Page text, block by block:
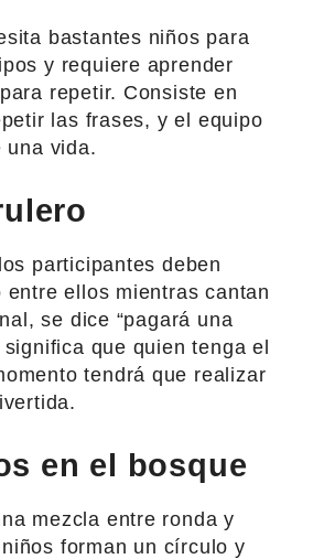
bastantes niños para
y requiere aprender
repetir. Consiste en
las frases, y el equipo
una vida.
participantes deben
entre ellos mientras cantan
se dice “pagará una
significa que quien tenga el
tendrá que realizar
en el bosque
mezcla entre ronda y
niños forman un círculo y